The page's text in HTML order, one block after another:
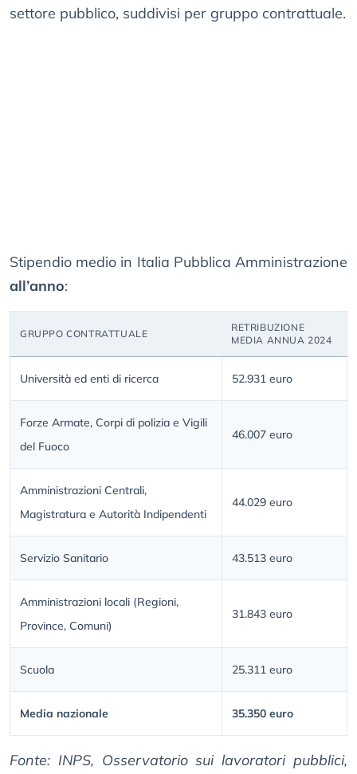
settore pubblico, suddivisi per gruppo contrattuale.
Stipendio medio in Italia Pubblica Amministrazione
all’anno:
GRUPPO CONTRATTUALE
RETRIBUZIONE
MEDIA ANNUA 2024
Università ed enti di ricerca 52.931 euro
Forze Armate, Corpi di polizia e Vigili
del Fuoco
46.007 euro
Amministrazioni Centrali,
Magistratura e Autorità Indipendenti
44.029 euro
Servizio Sanitario 43.513 euro
Amministrazioni locali (Regioni,
Province, Comuni)
31.843 euro
Scuola 25.311 euro
Media nazionale 35.350 euro
Fonte: INPS, Osservatorio sui lavoratori pubblici,